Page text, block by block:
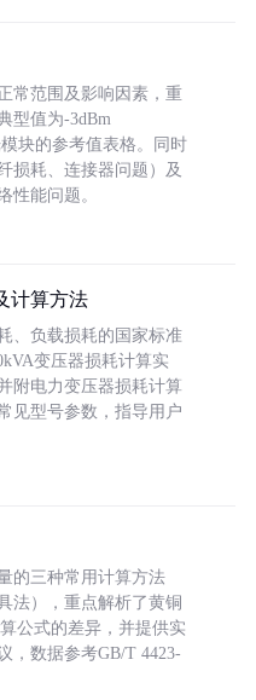
常范围及影响因素，重
型值为-3dBm
块的参考值表格。同时
损耗、连接器问题）及
性能问题。
计算方法
、负载损耗的国家标准
变压器损耗计算实
附电力变压器损耗计算
见型号参数，指导用户
的三种常用计算方法
法），重点解析了黄铜
公式的差异，并提供实
，数据参考GB/T 4423-